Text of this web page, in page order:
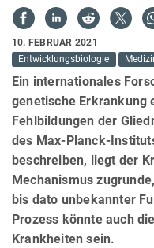
10. FEBRUAR 2021
Entwicklungsbiologie
Ein internationales
genetische Erkrankung
Fehlbildungen der
des Max-Planck-
beschreiben, liegt der
Mechanismus
bis dato unbekannter
Prozess könnte auch
Krankheiten sein.